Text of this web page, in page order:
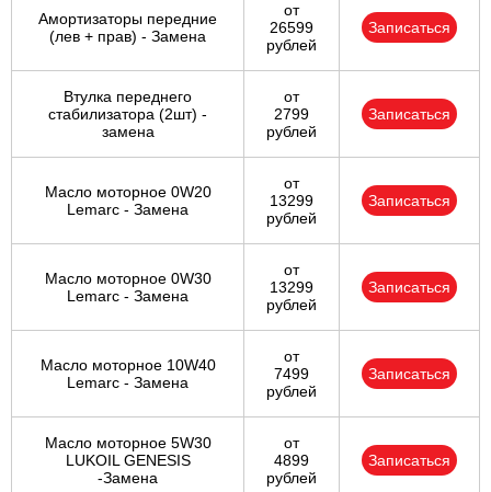
Амортизаторы передние
(лев + прав) - Замена
от
26599
рублей
Записаться
Втулка переднего
стабилизатора (2шт) -
замена
от
2799
рублей
Записаться
Масло моторное 0W20
Lemarc - Замена
от
13299
рублей
Записаться
Масло моторное 0W30
Lemarc - Замена
от
13299
рублей
Записаться
Масло моторное 10W40
Lemarc - Замена
от
7499
рублей
Записаться
Масло моторное 5W30
LUKOIL GENESIS
-Замена
от
4899
рублей
Записаться